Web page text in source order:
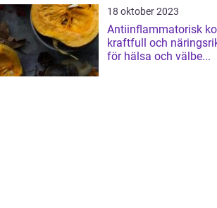
18 oktober 2023
Antiinflammatorisk
kraftfull och
för hälsa och välbe...